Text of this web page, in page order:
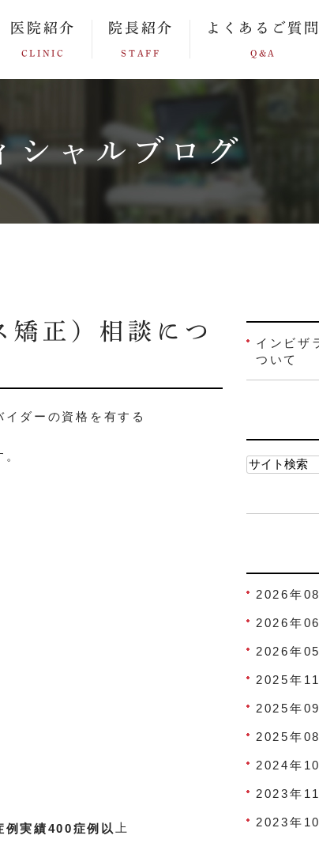
医院紹介
CLINIC
院長紹介
STAFF
よくあるご質問
Q&A
シャルブログ
矯正）相談につ
ダーの資格を有する
例実績400症例以 上
インビザ
ついて
2026年08
2026年06
2026年05
2025年11
2025年09
2025年08
2024年10
2023年11
2023年10